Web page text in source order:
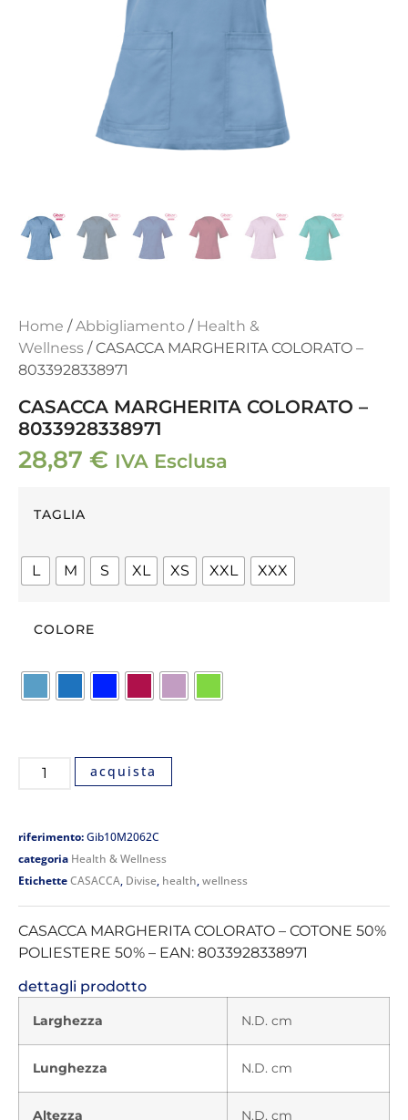
Home /Abbigliamento / Health &
Wellness / CASACCA MARGHERITA COLORATO –
8033928338971
CASACCA MARGHERITA COLORATO –
8033928338971
28,87 € IVA Esclusa
TAGLIA
L M S XL XS XXL XXX
COLORE
acquista
riferimento:Gib10M2062C
categoria Health & Wellness
EtichetteCASACCA, Divise, health,wellness
CASACCA MARGHERITA COLORATO – COTONE 50%
POLIESTERE 50% – EAN: 8033928338971
dettagli prodotto
Larghezza N.D. cm
Lunghezza N.D. cm
Altezza N.D. cm